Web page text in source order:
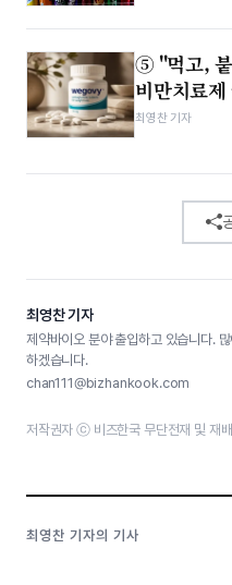
⑤ "먹고,
비만치료
최영찬 기자
최영찬 기자
제약바이오 분야 출입하고 있습니다.
하겠습니다.
chan111@bizhankook.com
저작권자 ⓒ 비즈한국 무단전재 및 재배
최영찬 기자의 기사